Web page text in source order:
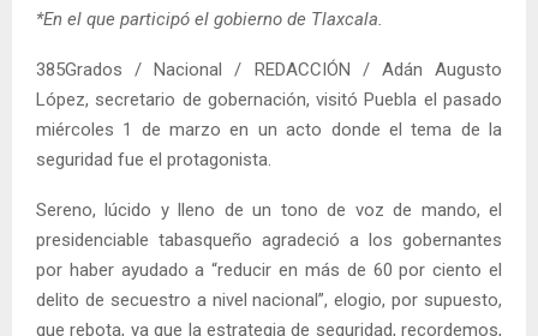
*En el que participó el gobierno de Tlaxcala.
385Grados / Nacional / REDACCIÓN / Adán Augusto
López, secretario de gobernación, visitó Puebla el pasado
miércoles 1 de marzo en un acto donde el tema de la
seguridad fue el protagonista.
Sereno, lúcido y lleno de un tono de voz de mando, el
presidenciable tabasqueño agradeció a los gobernantes
por haber ayudado a “reducir en más de 60 por ciento el
delito de secuestro a nivel nacional”, elogio, por supuesto,
que rebota, ya que la estrategia de seguridad, recordemos,